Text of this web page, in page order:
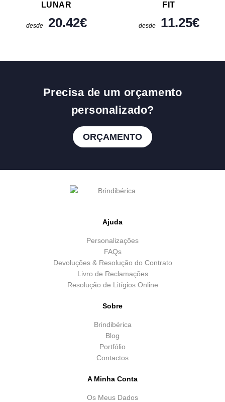
LUNAR
desde 20.42€
FIT
desde 11.25€
Precisa de um orçamento
personalizado?
ORÇAMENTO
Ajuda
Personalizações
FAQs
Devoluções & Resolução do Contrato
Livro de Reclamações
Resolução de Litígios Online
Sobre
Brindibérica
Blog
Portfólio
Contactos
A Minha Conta
Os Meus Dados